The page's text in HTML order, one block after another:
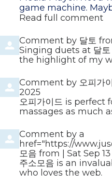
game machine.
Read full comment
Comment by 달토
Singing duets at 달
the highlight of my
Comment by 오피가
2025
오피가이드 is perfect
massages as much
Comment by a
href="https://
모음 from
Sat Sep
주소모음 is an
who loves the web.